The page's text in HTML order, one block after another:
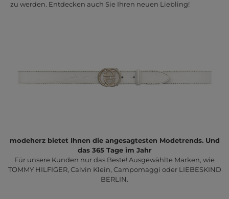
zu werden. Entdecken auch Sie Ihren neuen Liebling!
modeherz bietet Ihnen die angesagtesten Modetrends. Und
das 365 Tage im Jahr
Für unsere Kunden nur das Beste! Ausgewählte Marken, wie
TOMMY HILFIGER, Calvin Klein, Campomaggi oder LIEBESKIND
BERLIN.